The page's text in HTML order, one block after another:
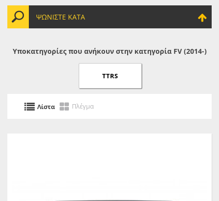
ΨΩΝΊΣΤΕ ΚΑΤΆ
Υποκατηγορίες που ανήκουν στην κατηγορία FV (2014-)
TTRS
Λίστα Πλέγμα